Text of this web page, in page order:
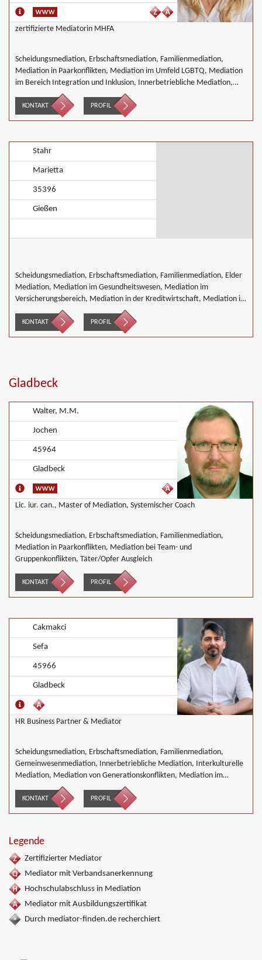
zertifizierte Mediatorin MHFA
Scheidungsmediation, Erbschaftsmediation, Familienmediation,
Mediation in Paarkonflikten, Mediation im Umfeld LGBTQ, Mediation
im Bereich Integration und Inklusion, Innerbetriebliche Mediation,
Interkulturelle Mediation, Mediation von Generationskonflikten,
Mediation im öffentlichen Bereich, Mediation bei Team- und
Gruppenkonflikten, Nachbarschaftsmediation, Schulmediation,
KONTAKT PROFIL
Stahr
Marietta
35396
Gießen
Scheidungsmediation, Erbschaftsmediation, Familienmediation, Elder
Mediation, Mediation im Gesundheitswesen, Mediation im
Versicherungsbereich, Mediation in der Kreditwirtschaft, Mediation im
öffentlichen Bereich, Mediation bei Team- und Gruppenkonflikten,
Mediation von Unternehmensnachfolgen, Nachbarschaftsmediation,
Schulmediation, Täter/Opfer Ausgleich, Wirtschaftsmediation
KONTAKT PROFIL
Gladbeck
Walter, M.M.
Jochen
45964
Gladbeck
Lic. iur. can., Master of Mediation, Systemischer Coach
Scheidungsmediation, Erbschaftsmediation, Familienmediation,
Mediation in Paarkonflikten, Mediation bei Team- und
Gruppenkonflikten, Täter/Opfer Ausgleich
KONTAKT PROFIL
Cakmakci
Sefa
45966
Gladbeck
HR Business Partner & Mediator
Scheidungsmediation, Erbschaftsmediation, Familienmediation,
Gemeinwesenmediation, Innerbetriebliche Mediation, Interkulturelle
Mediation, Mediation von Generationskonflikten, Mediation im
öffentlichen Bereich, Mediation bei Team- und Gruppenkonflikten,
Nachbarschaftsmediation, Schulmediation, Wirtschaftsmediation
KONTAKT PROFIL
Legende
Zertifizierter Mediator
Mediator mit Verbandsanerkennung
Hochschulabschluss in Mediation
Mediator mit Ausbildungszertifikat
Durch mediator-finden.de recherchiert